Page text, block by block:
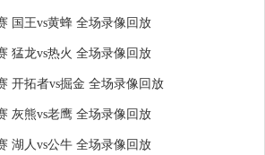
国王vs黄蜂 全场录像回放
猛龙vs热火 全场录像回放
开拓者vs掘金 全场录像回放
灰熊vs老鹰 全场录像回放
湖人vs公牛 全场录像回放